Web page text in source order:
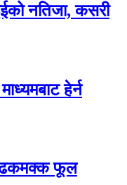
नतिजा, कसरी
हेर्न
ढकमक्क फूल